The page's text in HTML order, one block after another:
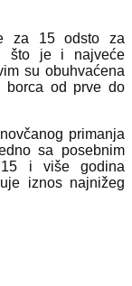
za 15 odsto za
što je i najveće
su obuhvaćena
borca od prve do
primanja
sa posebnim
15 i više godina
iznos najnižeg